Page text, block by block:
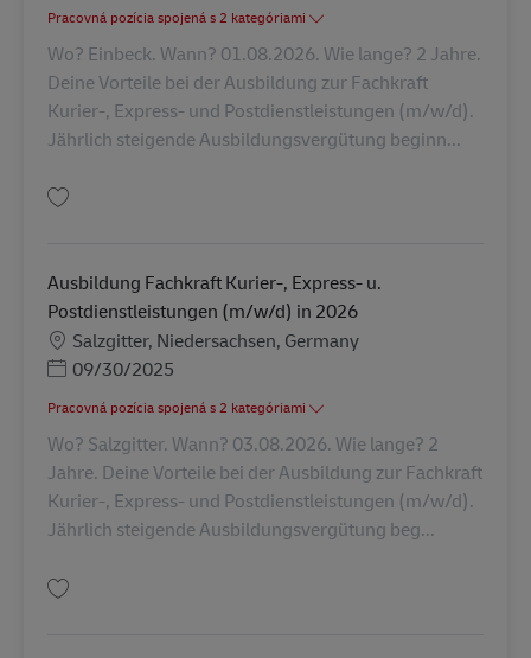
Pracovná pozícia spojená s 2 kategóriami
Wo? Einbeck. Wann? 01.08.2026. Wie lange? 2 Jahre.
Deine Vorteile bei der Ausbildung zur Fachkraft
Kurier-, Express- und Postdienstleistungen (m/w/d).
Jährlich steigende Ausbildungsvergütung beginn...
Ausbildung Fachkraft Kurier-, Express- u.
Postdienstleistungen (m/w/d) in 2026
MiestoSalzgitter, Niedersachsen, Germany
Posted Date
09/30/2025
Pracovná pozícia spojená s 2 kategóriami
Wo? Salzgitter. Wann? 03.08.2026. Wie lange? 2
Jahre. Deine Vorteile bei der Ausbildung zur Fachkraft
Kurier-, Express- und Postdienstleistungen (m/w/d).
Jährlich steigende Ausbildungsvergütung beg...